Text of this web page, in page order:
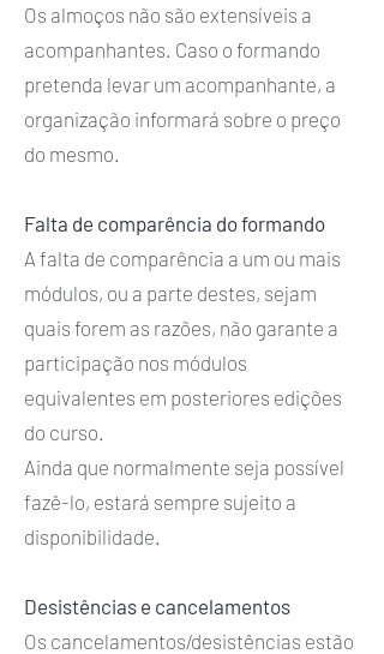
Os almoços não são extensíveis a
acompanhantes. Caso o formando
pretenda levar um acompanhante, a
organização informará sobre o preço
do mesmo.
Falta de comparência do formando
A falta de comparência a um ou mais
módulos, ou a parte destes, sejam
quais forem as razões, não garante a
participação nos módulos
equivalentes em posteriores edições
do curso.
Ainda que normalmente seja possível
fazê-lo, estará sempre sujeito a
disponibilidade.
Desistências e cancelamentos
Os cancelamentos/desistências estão